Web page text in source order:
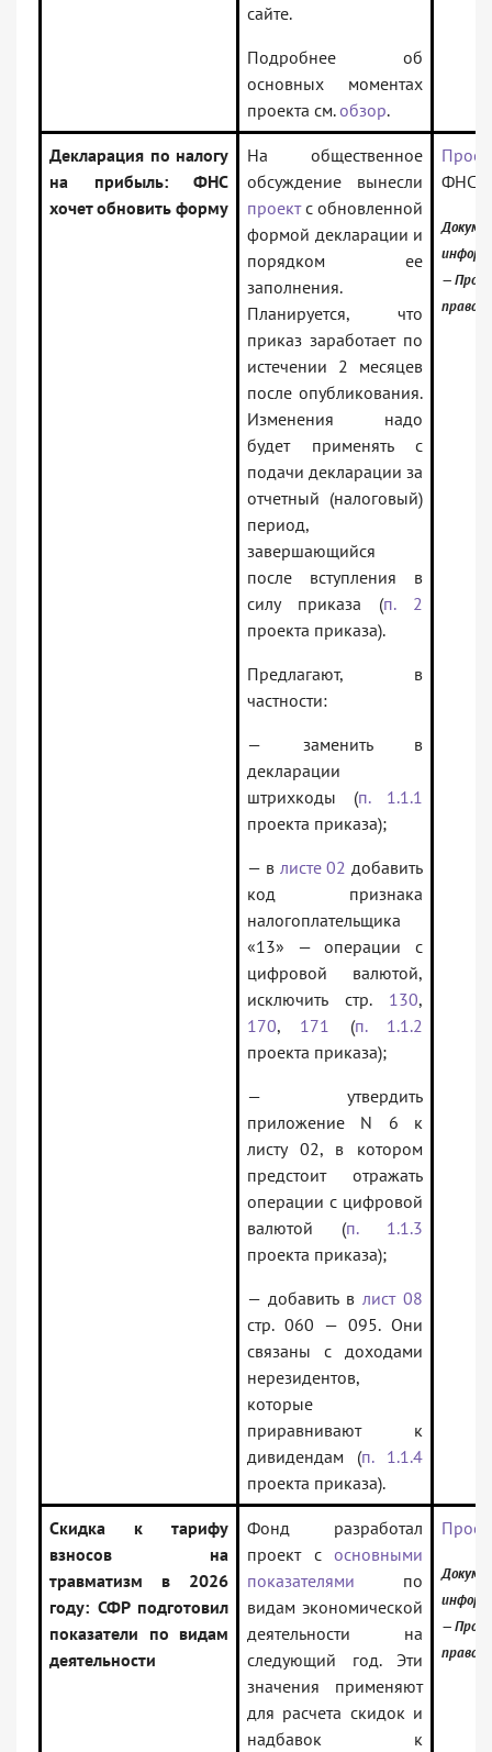
сайте.
Подробнее об
основных моментах
проекта см.обзор.
Декларация по налогу
на прибыль: ФНС
хочет обновить форму
На общественное
обсуждение вынесли
проектс обновленной
формой декларации и
порядком ее
заполнения.
Планируется, что
приказ заработает по
истечении 2 месяцев
после опубликования.
Изменения надо
будет применять с
подачи декларации за
отчетный (налоговый)
период,
завершающийся
после вступления в
силу приказа (п. 2
проекта приказа).
Предлагают, в
частности:
— заменить в
декларации
штрихкоды (п. 1.1.1
проекта приказа);
— в листе 02 добавить
код признака
налогоплательщика
«13» — операции с
цифровой валютой,
исключить стр. 130,
170, 171 (п. 1.1.2
проекта приказа);
— утвердить
приложение N 6 к
листу 02, в котором
предстоит отражать
операции с цифровой
валютой (п. 1.1.3
проекта приказа);
— добавить в лист 08
стр. 060 — 095. Они
связаны с доходами
нерезидентов,
которые
приравнивают к
дивидендам (п. 1.1.4
проекта приказа).
ФНС
—
Скидка к тарифу
взносов на
травматизм в 2026
году: СФР подготовил
показатели по видам
деятельности
Фонд разработал
проект с основными
показателями по
видам экономической
деятельности на
следующий год. Эти
значения применяют
для расчета скидок и
надбавок к
—